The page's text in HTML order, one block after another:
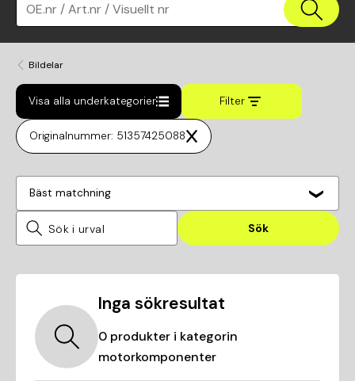
OE.nr / Art.nr / Visuellt nr
Bildelar
Visa alla underkategorier Filter
Originalnummer: 51357425088
Bäst matchning
Sök
Inga sökresultat
0 produkter i kategorin
motorkomponenter